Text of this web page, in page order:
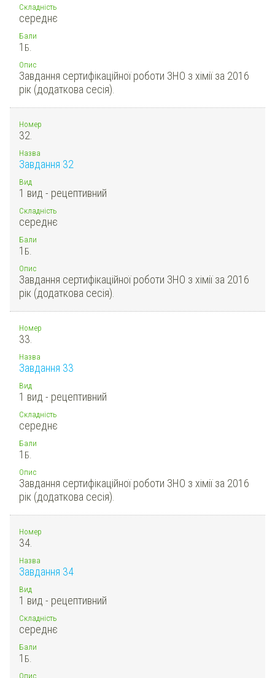
Складність
середнє
Бали
1 Б.
Опис
Завдання сертифікаційної роботи ЗНО з хімії за 2016
рік (додаткова сесія).
Номер
32.
Назва
Завдання 32
Вид
1 вид - рецептивний
Складність
середнє
Бали
1 Б.
Опис
Завдання сертифікаційної роботи ЗНО з хімії за 2016
рік (додаткова сесія).
Номер
33.
Назва
Завдання 33
Вид
1 вид - рецептивний
Складність
середнє
Бали
1 Б.
Опис
Завдання сертифікаційної роботи ЗНО з хімії за 2016
рік (додаткова сесія).
Номер
34.
Назва
Завдання 34
Вид
1 вид - рецептивний
Складність
середнє
Бали
1 Б.
Опис